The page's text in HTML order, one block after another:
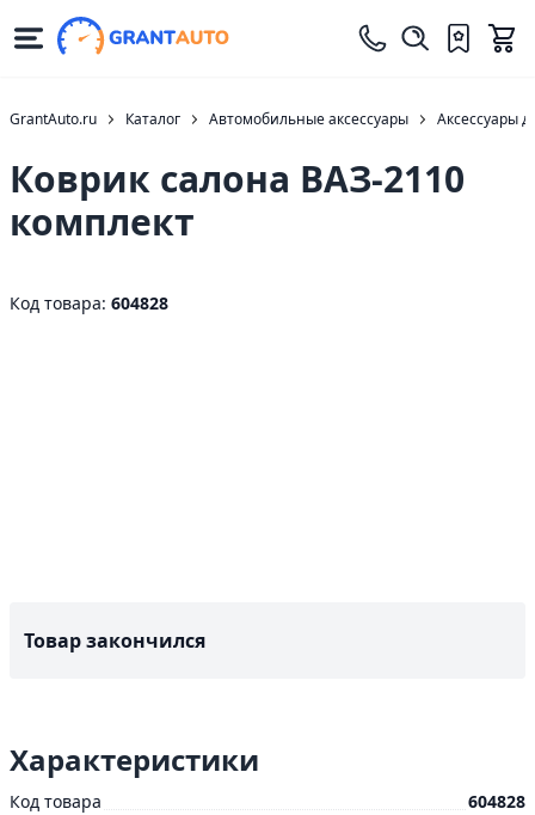
GrantAuto.ru Каталог Автомобильные аксессуары Аксессуары
Коврик салона ВАЗ-2110
комплект
Код товара: 604828
Товар закончился
Характеристики
Код товара
604828